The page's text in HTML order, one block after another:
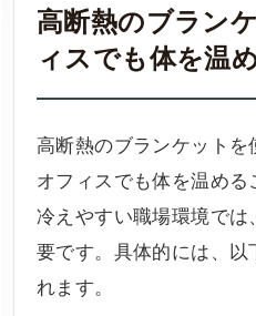
高断熱のブラン
ィスでも体を温
高断熱のブランケット
オフィスでも体を温め
冷えやすい職場環境で
要です。具体的には、
れます。